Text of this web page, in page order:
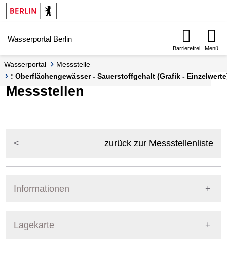
Springe zur Navigation
Springe zum Inhalt
Wasserportal Berlin
Barrierefrei Menü
Wasserportal
Messstelle
: Oberflächengewässer - Sauerstoffgehalt (Grafik -
Messstellen
zurück zur Messstellenliste
Informationen
Lagekarte